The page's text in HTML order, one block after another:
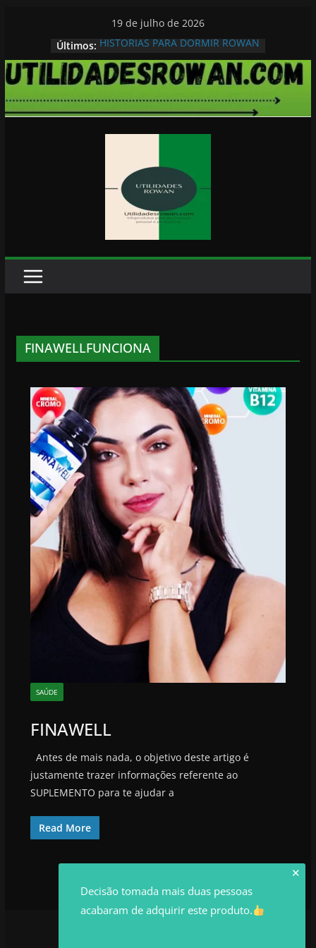
conteúdo
19 de julho de 2026
Últimos: HISTORIAS PARA DORMIR ROWAN
FINAWELLFUNCIONA
SAÚDE
FINAWELL
Antes de mais nada, o objetivo deste artigo é
justamente trazer informações referente ao
SUPLEMENTO para te ajudar a
Read More
✕
Decisão tomada mais duas pessoas
acabaram de adquirir este produto.